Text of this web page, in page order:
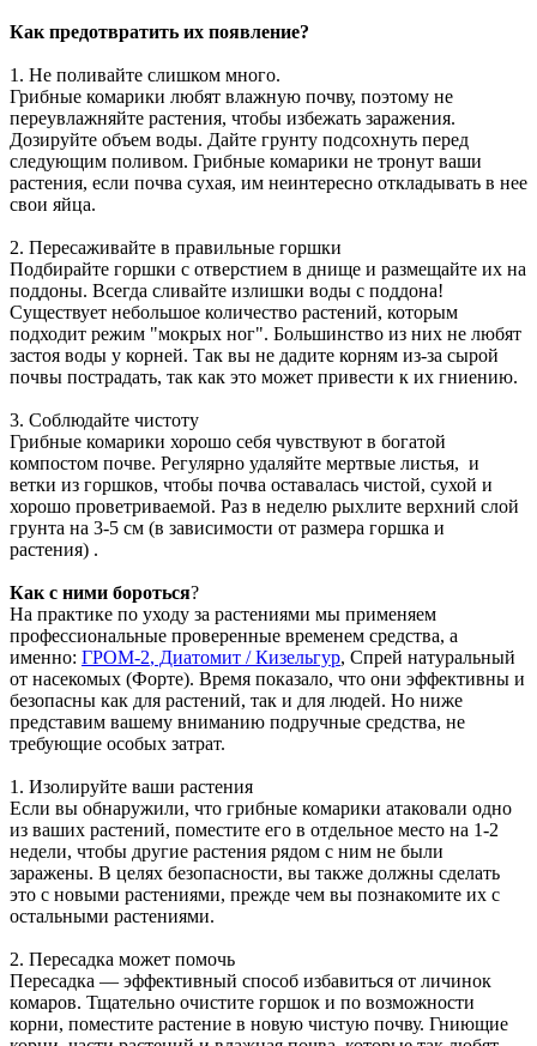
Как предотвратить их появление?
1. Не поливайте слишком много.
Грибные комарики любят влажную почву, поэтому не
переувлажняйте растения, чтобы избежать заражения.
Дозируйте объем воды. Дайте грунту подсохнуть перед
следующим поливом. Грибные комарики не тронут ваши
растения, если почва сухая, им неинтересно откладывать в нее
свои яйца.
2. Пересаживайте в правильные горшки
Подбирайте горшки с отверстием в днище и размещайте их на
поддоны. Всегда сливайте излишки воды с поддона!
Существует небольшое количество растений, которым
подходит режим "мокрых ног". Большинство из них не любят
застоя воды у корней. Так вы не дадите корням из-за сырой
почвы пострадать, так как это может привести к их гниению.
3. Соблюдайте чистоту
Грибные комарики хорошо себя чувствуют в богатой
компостом почве. Регулярно удаляйте мертвые листья, и
ветки из горшков, чтобы почва оставалась чистой, сухой и
хорошо проветриваемой. Раз в неделю рыхлите верхний слой
грунта на 3-5 см (в зависимости от размера горшка и
растения) .
Как с ними бороться?
На практике по уходу за растениями мы применяем
профессиональные проверенные временем средства, а
именно: ГРОМ-2, Диатомит / Кизельгур, Спрей натуральный
от насекомых (Форте). Время показало, что они эффективны и
безопасны как для растений, так и для людей. Но ниже
представим вашему вниманию подручные средства, не
требующие особых затрат.
1. Изолируйте ваши растения
Если вы обнаружили, что грибные комарики атаковали одно
из ваших растений, поместите его в отдельное место на 1-2
недели, чтобы другие растения рядом с ним не были
заражены. В целях безопасности, вы также должны сделать
это с новыми растениями, прежде чем вы познакомите их с
остальными растениями.
2. Пересадка может помочь
Пересадка — эффективный способ избавиться от личинок
комаров. Тщательно очистите горшок и по возможности
корни, поместите растение в новую чистую почву. Гниющие